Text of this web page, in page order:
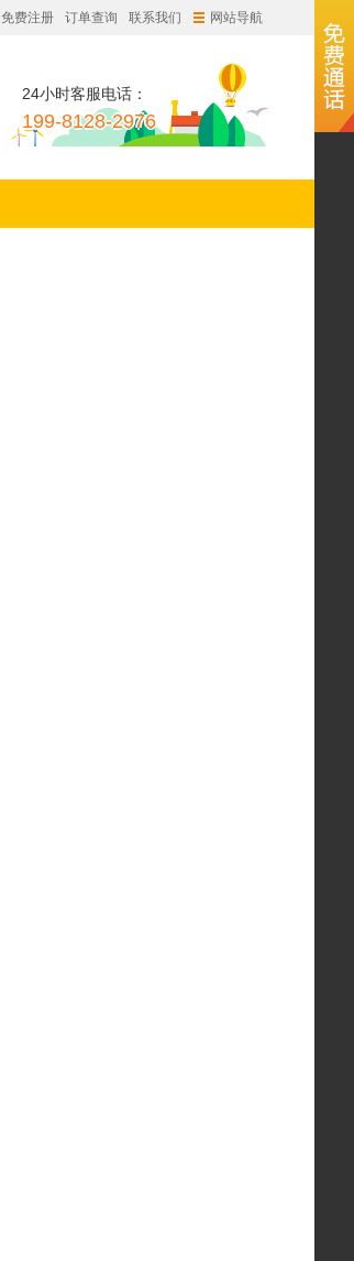
免费注册 订单查询 联系我们 网站导航
24小时客服电话：
199-8128-2976